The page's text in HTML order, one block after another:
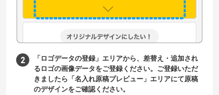
「ロゴデータの登録」エリアから、差替え・追加され
るロゴの画像データをご登録ください。ご登録いただ
きましたら「名入れ原稿プレビュー」エリアにて原稿
のデザインをご確認ください。